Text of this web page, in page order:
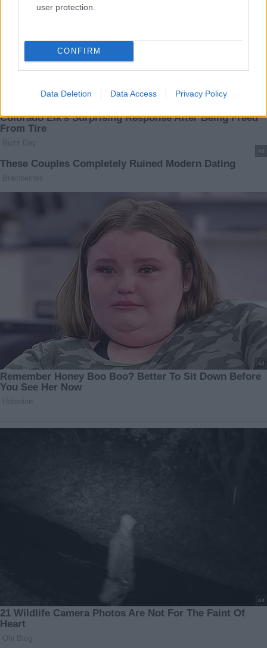
user protection.
CONFIRM
Data Deletion Data Access Privacy Policy